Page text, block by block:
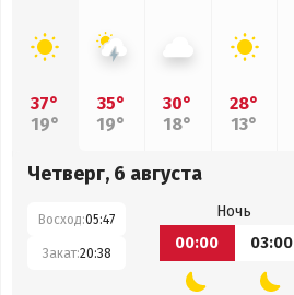
37°
19°
35°
19°
30°
18°
28°
13°
Четверг, 6 августа
Восход:05:47
Закат:20:38
Ночь
00:00
03:00